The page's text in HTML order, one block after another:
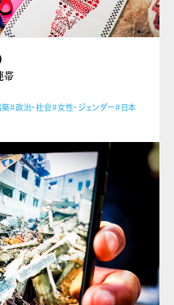
帯
#政治・社会#女性・ジェンダー#日本